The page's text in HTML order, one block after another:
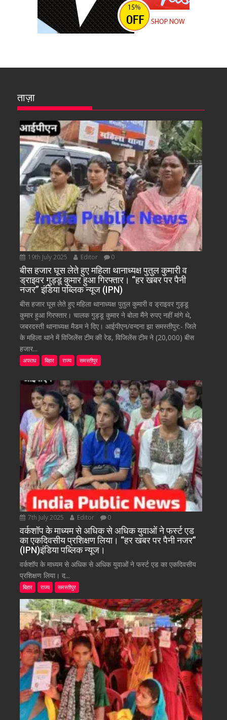
ताज़ा
19th July 2025 Editor 0
बीस हजार घूस लेते हुए महिला थानाध्यक्ष पुतुल कुमारी व
ड्राइवर गुड्डू कुमार हुआ गिरफ्तार। “हर खबर पर पैनी
नजर” इंडिया पब्लिक न्यूज (IPN)
बीस हजार घूस लेते हुए महिला थानाध्यक्ष पुतुल कुमारी व ड्राइवर गुड्डू
कुमार हुआ गिरफ्तार। चालक गुड्डू कुमार ने बोला मैंने रुपए नहीं मांगे थे,
जबरदस्ती थानाध्यक्ष मैडम ने दिए। आईपीएन/वन्दना झा समस्तीपुर:- जिले
के महिला थाने में विजिलेंस टीम की रेड, विजिलेंस टीम ने (20,000) बीस
हजार...
अपराध बिहार राज्य समस्तीपुर
7th July 2025 Editor 0
वर्कशॉप के माध्यम से अधिक से अधिक युवाओं ने फर्स्ट एड
का एकदिवसीय प्रशिक्षण लिया। “हर खबर पर पैनी नजर”
(IPN)इंडिया पब्लिक न्यूज।
वर्कशॉप के माध्यम से अधिक से अधिक युवाओं ने फर्स्ट एड का एकदिवसीय
प्रशिक्षण लिया। द...
बिहार राज्य समस्तीपुर